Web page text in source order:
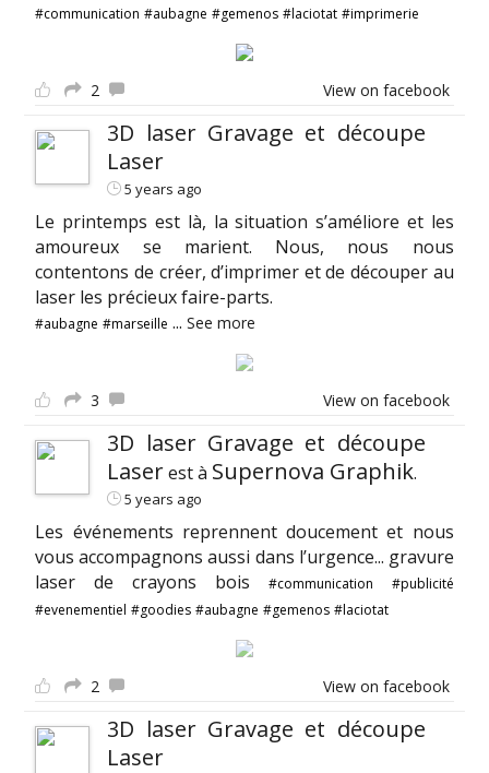
#communication #aubagne #gemenos #laciotat #imprimerie
2 View on facebook
3D laser Gravage et découpe
Laser
5 years ago
Le printemps est là, la situation s’améliore et les
amoureux se marient. Nous, nous nous
contentons de créer, d’imprimer et de découper au
laser les précieux faire-parts.
#aubagne #marseille ...See more
3 View on facebook
3D laser Gravage et découpe
Laserest à Supernova Graphik.
5 years ago
Les événements reprennent doucement et nous
vous accompagnons aussi dans l’urgence... gravure
laser de crayons bois
#communication
#publicité
#evenementiel #goodies #aubagne #gemenos #laciotat
2 View on facebook
3D laser Gravage et découpe
Laser